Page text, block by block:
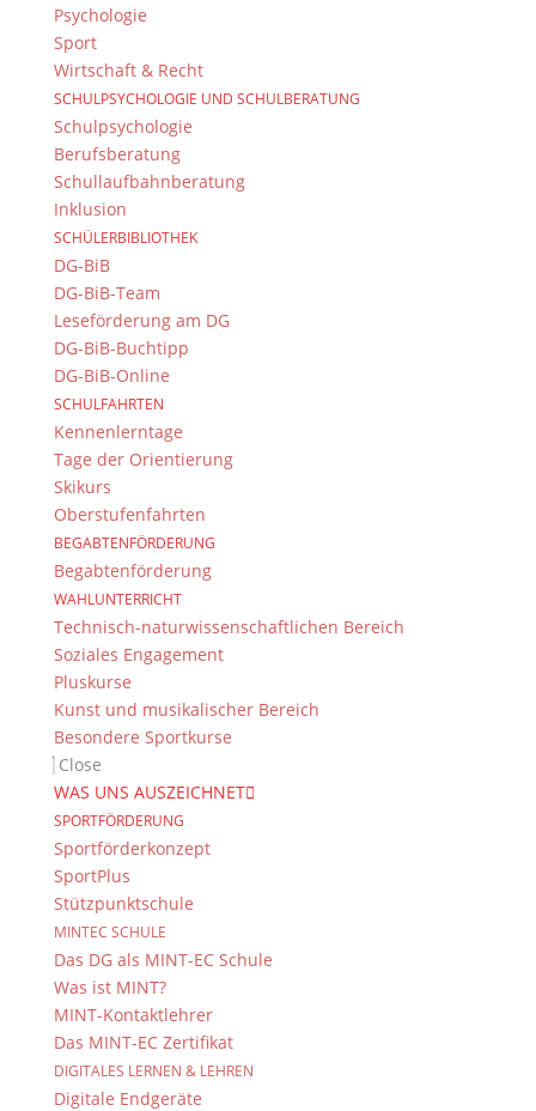
Psychologie
Sport
Wirtschaft & Recht
SCHULPSYCHOLOGIE UND SCHULBERATUNG
Schulpsychologie
Berufsberatung
Schullaufbahnberatung
Inklusion
SCHÜLERBIBLIOTHEK
DG-BiB
DG-BiB-Team
Leseförderung am DG
DG-BiB-Buchtipp
DG-BiB-Online
SCHULFAHRTEN
Kennenlerntage
Tage der Orientierung
Skikurs
Oberstufenfahrten
BEGABTENFÖRDERUNG
Begabtenförderung
WAHLUNTERRICHT
Technisch-naturwissenschaftlichen Bereich
Soziales Engagement
Pluskurse
Kunst und musikalischer Bereich
Besondere Sportkurse
Close
WAS UNS AUSZEICHNET
SPORTFÖRDERUNG
Sportförderkonzept
SportPlus
Stützpunktschule
MINTEC SCHULE
Das DG als MINT-EC Schule
Was ist MINT?
MINT-Kontaktlehrer
Das MINT-EC Zertifikat
DIGITALES LERNEN & LEHREN
Digitale Endgeräte